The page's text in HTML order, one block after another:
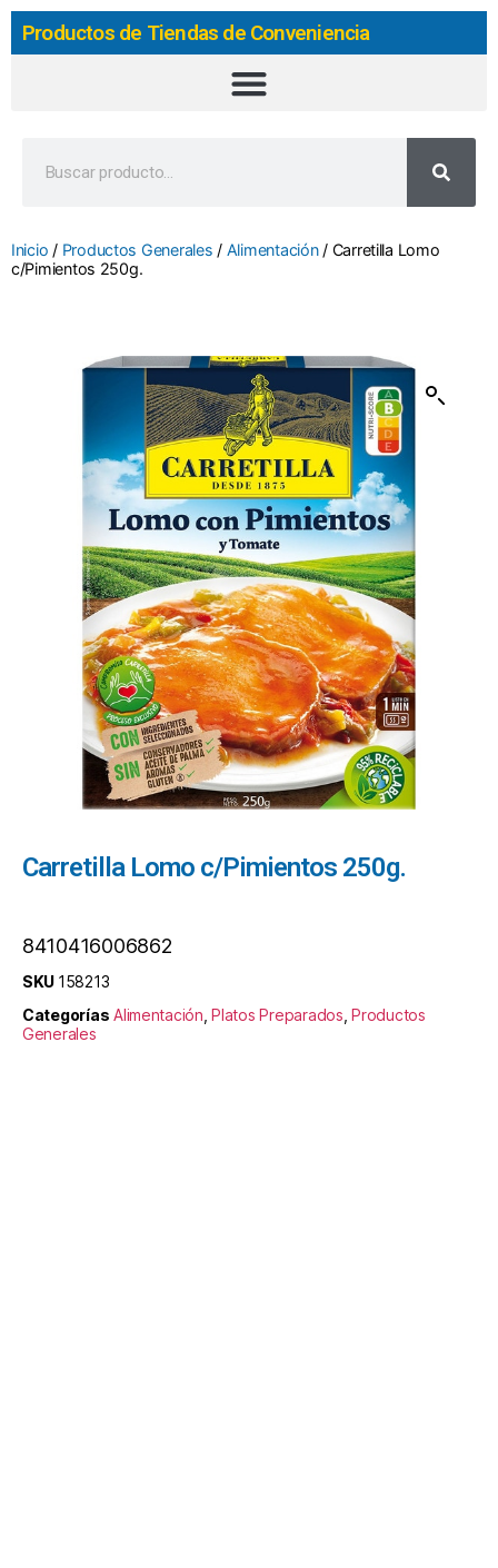
Productos de Tiendas de Conveniencia
Inicio / Productos Generales / Alimentación/ Carretilla Lomo
c/Pimientos 250g.
Carretilla Lomo c/Pimientos 250g.
8410416006862
SKU 158213
Categorías Alimentación ,Platos Preparados ,Productos
Generales